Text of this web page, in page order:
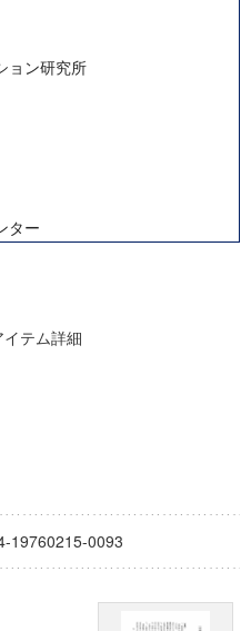
ョン研究所
ター
ティテュート
告書
プログラム「超成熟社会発展のサ
テム詳細
19760215-0093